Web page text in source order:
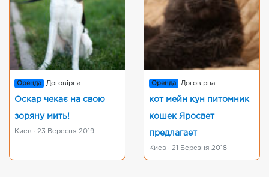
Оренда Договірна
Оскар чекає на свою
зоряну мить!
Киев · 23 Вересня 2019
Оренда Договірна
кот мейн кун питомник
кошек Яросвет
предлагает
Киев · 21 Березня 2018